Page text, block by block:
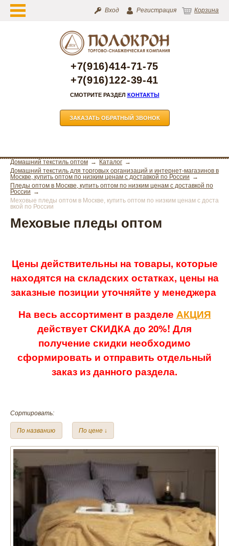
Вход Регистрация Корзина
+7(916)414-71-75
+7(916)122-39-41
СМОТРИТЕ РАЗДЕЛ КОНТАКТЫ
ЗАКАЗАТЬ ОБРАТНЫЙ ЗВОНОК
Домашний текстиль оптом
Каталог
Домашний текстиль для торговых организаций и интернет-магазинов в
Москве, купить оптом по низким ценам с доставкой по России
Пледы оптом в Москве, купить оптом по низким ценам с доставкой по
России
Меховые пледы оптом в Москве, купить оптом по низким ценам с доста
вкой по России
Меховые пледы оптом
Цены действительны на товары, которые
находятся на складских остатках, цены на
заказные позиции уточняйте у менеджера
На весь ассортимент в разделе АКЦИЯ
действует СКИДКА до 20%! Для
получение скидки необходимо
сформировать и отправить отдельный
заказ из данного раздела.
Сортировать:
По названию По цене ↓